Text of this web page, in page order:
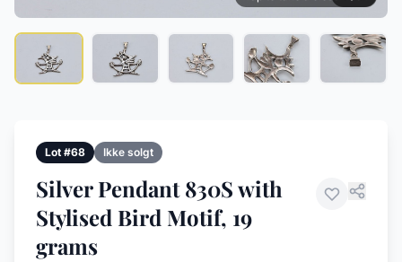
Lot #68 Ikke solgt
Silver Pendant 830S with
Stylised Bird Motif, 19
grams